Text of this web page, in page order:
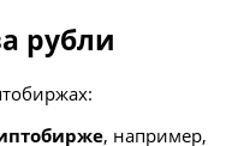
рубли
, например,